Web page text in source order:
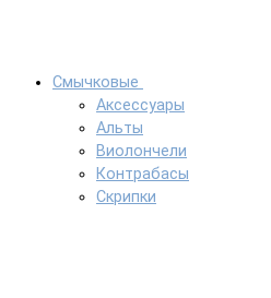
Смычковые
Аксессуары
Альты
Виолончели
Контрабасы
Скрипки